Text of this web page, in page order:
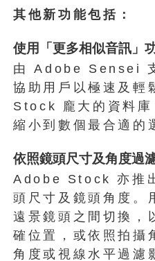
其他新功能包括：
使用「更多相似音訊」
由 Adobe Sensei
協助用戶以極速及
Stock 龐大的資料庫
縮小到數個最合適的
依照鏡頭尺寸及角度過
Adobe Stock 亦推
頭尺寸及鏡頭角度。
遠景鏡頭之間切換，
確位置，或依照拍攝
角度或視線水平過濾